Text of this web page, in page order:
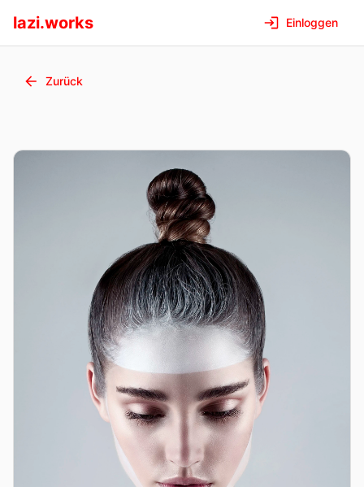
lazi.works Einloggen
Zurück